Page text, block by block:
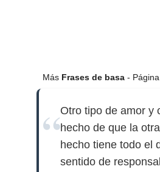
Más Frases de basa -
Otro tipo de amor y
hecho de que la
hecho tiene todo el
sentido de